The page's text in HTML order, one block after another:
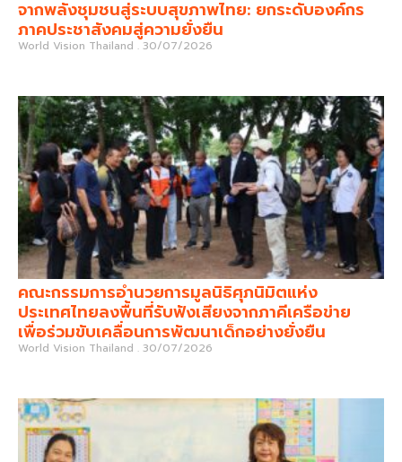
จากพลังชุมชนสู่ระบบสุขภาพไทย: ยกระดับองค์กร
ภาคประชาสังคมสู่ความยั่งยืน
World Vision Thailand 30/07/2026
คณะกรรมการอำนวยการมูลนิธิศุภนิมิตแห่ง
ประเทศไทยลงพื้นที่รับฟังเสียงจากภาคีเครือข่าย
เพื่อร่วมขับเคลื่อนการพัฒนาเด็กอย่างยั่งยืน
World Vision Thailand 30/07/2026